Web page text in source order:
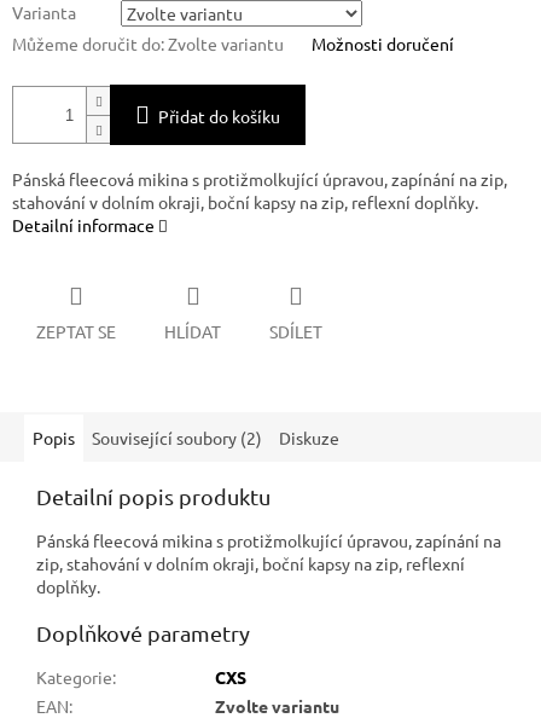
Varianta
Můžeme doručit do:Zvolte variantu Možnosti doručení
Přidat do košíku
Pánská fleecová mikina s protižmolkující úpravou, zapínání na zip,
stahování v dolním okraji, boční kapsy na zip, reflexní doplňky.
Detailní informace
ZEPTAT SE HLÍDAT SDÍLET
Popis Související soubory (2) Diskuze
Detailní popis produktu
Pánská fleecová mikina s protižmolkující úpravou, zapínání na
zip, stahování v dolním okraji, boční kapsy na zip, reflexní
doplňky.
Doplňkové parametry
Kategorie:
CXS
EAN:
Zvolte variantu